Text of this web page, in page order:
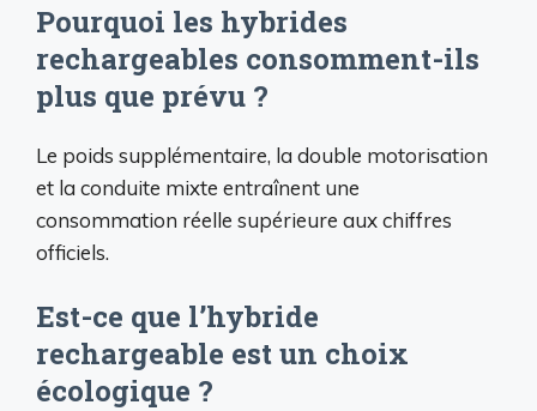
Pourquoi les hybrides
rechargeables consomment-ils
plus que prévu ?
Le poids supplémentaire, la double motorisation
et la conduite mixte entraînent une
consommation réelle supérieure aux chiffres
officiels.
Est-ce que l’hybride
rechargeable est un choix
écologique ?